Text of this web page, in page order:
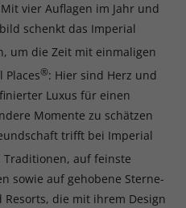
vier Auflagen im Jahr und
schenkt das Imperial
um die Zeit mit einmaligen
®: Hier sind Herz und
Luxus für einen
Momente zu schätzen
trifft bei Imperial
auf feinste
sowie auf gehobene Sterne-
die mit ihrem Design